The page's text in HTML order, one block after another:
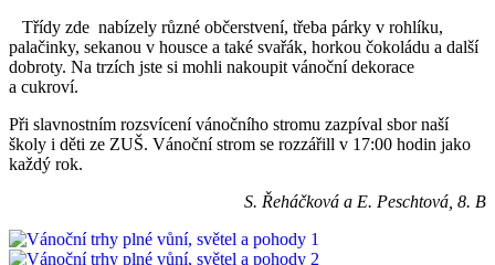
Třídy zde nabízely různé občerstvení, třeba párky v rohlíku,
palačinky, sekanou v housce a také svařák, horkou čokoládu a další
dobroty. Na trzích jste si mohli nakoupit vánoční dekorace
a cukroví.
Při slavnostním rozsvícení vánočního stromu zazpíval sbor naší
školy i děti ze ZUŠ. Vánoční strom se rozzářill v 17:00 hodin jako
každý rok.
S. Řeháčková a E. Peschtová, 8. B